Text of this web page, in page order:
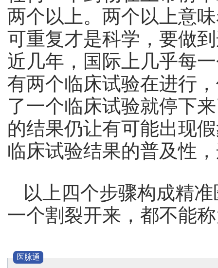
两个以上。两个以上意
可重复才是科学，要做
近几年，国际上几乎每
有两个临床试验在进行
了一个临床试验就停下
的结果仍让有可能出现
临床试验结果的普及性
以上四个步骤构成精
一个割裂开来，都不能
医脉通